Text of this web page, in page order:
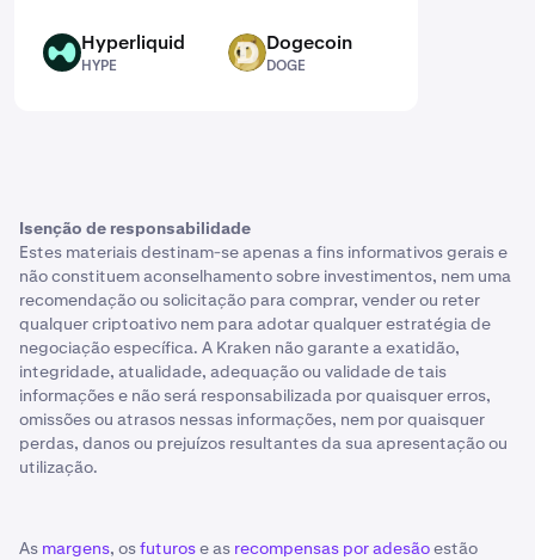
HYPE Hyperliquid
HYPE
DOGE Dogecoin
DOGE
Isenção de responsabilidade
Estes materiais destinam-se apenas a fins informativos gerais e
não constituem aconselhamento sobre investimentos, nem uma
recomendação ou solicitação para comprar, vender ou reter
qualquer criptoativo nem para adotar qualquer estratégia de
negociação específica. A Kraken não garante a exatidão,
integridade, atualidade, adequação ou validade de tais
informações e não será responsabilizada por quaisquer erros,
omissões ou atrasos nessas informações, nem por quaisquer
perdas, danos ou prejuízos resultantes da sua apresentação ou
utilização.
As margens, osfuturose as recompensas por adesãoestão